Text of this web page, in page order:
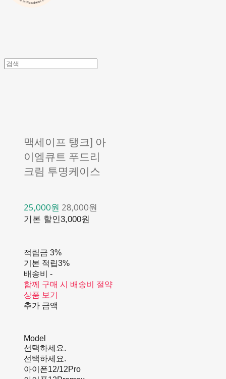
맥세이프 탱크] 아
이엠큐트 푸드리
크림 투명케이스
25,000원 28,000원
기본 할인3,000원
적립금 3%
기본 적립3%
배송비 -
함께 구매 시 배송비 절약
상품 보기
추가 금액
Model
선택하세요.
선택하세요.
아이폰12/12Pro